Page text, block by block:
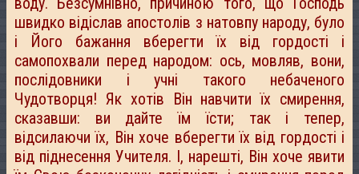
швидко відіслав апостолів з натовпу народу, було
і Його бажання вберегти їх від гордості і
самопохвали перед народом: ось, мовляв, вони,
послідовники і учні такого небаченого
Чудотворця! Як хотів Він навчити їх смирення,
сказавши: ви дайте їм їсти; так і тепер,
відсилаючи їх, Він хоче вберегти їх від гордості і
від піднесення Учителя. І, нарешті, Він хоче явити